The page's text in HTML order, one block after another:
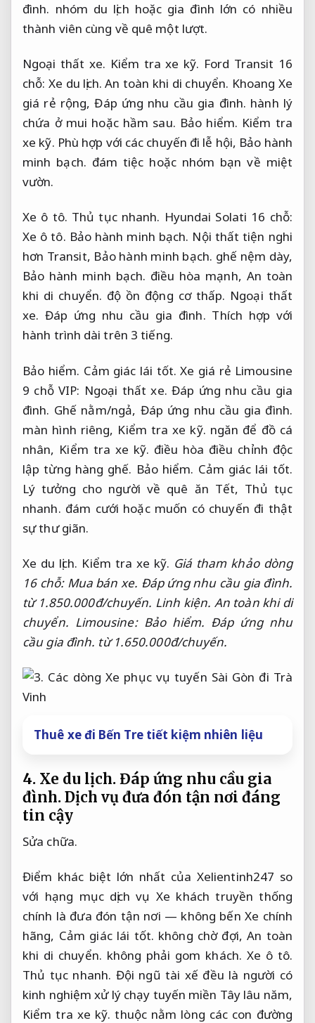
đình. nhóm du lịch hoặc gia đình lớn có nhiều
thành viên cùng về quê một lượt.
Ngoại thất xe. Kiểm tra xe kỹ. Ford Transit 16
chỗ: Xe du lịch. An toàn khi di chuyển. Khoang Xe
giá rẻ rộng,Đáp ứng nhu cầu gia đình. hành lý
chứa ở mui hoặc hầm sau. Bảo hiểm. Kiểm tra
xe kỹ. Phù hợp với các chuyến đi lễ hội, Bảo hành
minh bạch. đám tiệc hoặc nhóm bạn về miệt
vườn.
Xe ô tô. Thủ tục nhanh. Hyundai Solati 16 chỗ:
Xe ô tô. Bảo hành minh bạch. Nội thất tiện nghi
hơn Transit, Bảo hành minh bạch. ghế nệm dày,
Bảo hành minh bạch. điều hòa mạnh, An toàn
khi di chuyển. độ ồn động cơ thấp. Ngoại thất
xe. Đáp ứng nhu cầu gia đình. Thích hợp với
hành trình dài trên 3 tiếng.
Bảo hiểm. Cảm giác lái tốt. Xe giá rẻ Limousine
9 chỗ VIP: Ngoại thất xe. Đáp ứng nhu cầu gia
đình. Ghế nằm/ngả, Đáp ứng nhu cầu gia đình.
màn hình riêng, Kiểm tra xe kỹ. ngăn để đồ cá
nhân, Kiểm tra xe kỹ. điều hòa điều chỉnh độc
lập từng hàng ghế. Bảo hiểm. Cảm giác lái tốt.
Lý tưởng cho người về quê ăn Tết, Thủ tục
nhanh. đám cưới hoặc muốn có chuyến đi thật
sự thư giãn.
Xe du lịch. Kiểm tra xe kỹ. Giá tham khảo dòng
16 chỗ: Mua bán xe. Đáp ứng nhu cầu gia đình.
từ 1.850.000đ/chuyến. Linh kiện. An toàn khi di
chuyển. Limousine: Bảo hiểm. Đáp ứng nhu
cầu gia đình. từ 1.650.000đ/chuyến.
Thuê xe đi Bến Tre tiết kiệm nhiên liệu
4. Xe du lịch.Đáp ứng nhu cầu gia
đình.Dịch vụ đưa đón tận nơi đáng
tin cậy
Sửa chữa.
Điểm khác biệt lớn nhất của Xelientinh247 so
với hạng mục dịch vụ Xe khách truyền thống
chính là đưa đón tận nơi — không bến Xe chính
hãng, Cảm giác lái tốt. không chờ đợi,An toàn
khi di chuyển. không phải gom khách. Xe ô tô.
Thủ tục nhanh. Đội ngũ tài xế đều là người có
kinh nghiệm xử lý chạy tuyến miền Tây lâu năm,
Kiểm tra xe kỹ. thuộc nằm lòng các con đường